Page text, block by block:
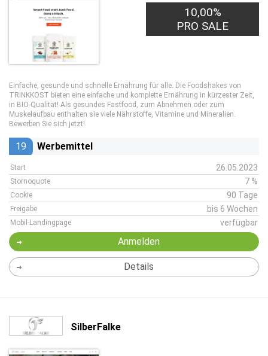
10,00%
PRO SALE
Einfache, gesunde und schnelle Ernährung für alle. Die Foodshakes von
TRINKKOST bieten eine einfache und komplette Ernährung in kürzester Zeit,
in BIO-Qualität! Als gesundes Fastfood, zum Abnehmen oder zum
Muskelaufbau enthalten sie viele Nährstoffe, Vitamine und Mineralien.
Bewerben Sie sich jetzt!
19 Werbemittel
Start 26.05.2023
Stornoquote 7 %
Cookie 90 Tage
Freigabe bis 6 Wochen
Mobil-Landingpage verfügbar
Anmelden
Details
SilberFalke